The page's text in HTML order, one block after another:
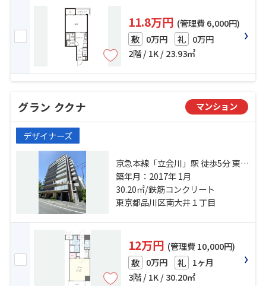
11.8万円 (管理費 6,000円)
敷 0万円 礼 0万円
2階 / 1K / 23.93㎡
グラン ククナ マンション
デザイナーズ
京急本線「立会川」駅 徒歩5分 東京
モノレール「大井競馬場前」駅 徒
歩13分 京浜東北線「大井町」駅 徒
歩19分
築年月：2017年 1月
30.20㎡/鉄筋コンクリート
東京都品川区南大井１丁目
12万円 (管理費 10,000円)
敷 0万円 礼 1ヶ月
3階 / 1K / 30.20㎡